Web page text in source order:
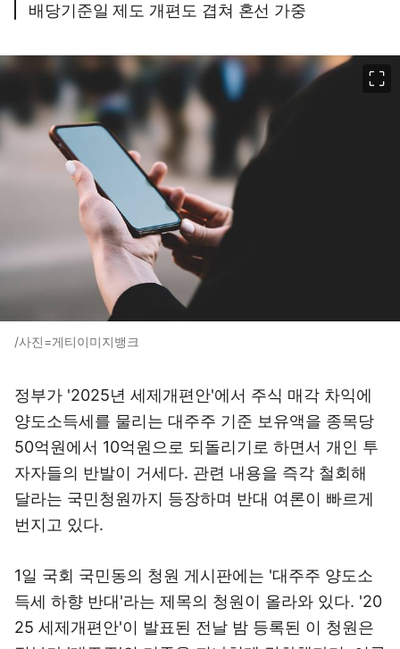
배당기준일 제도 개편도 겹쳐 혼선 가중
/사진=게티이미지뱅크
정부가 '2025년 세제개편안'에서 주식 매각 차익에
양도소득세를 물리는 대주주 기준 보유액을 종목당
50억원에서 10억원으로 되돌리기로 하면서 개인 투
자자들의 반발이 거세다. 관련 내용을 즉각 철회해
달라는 국민청원까지 등장하며 반대 여론이 빠르게
번지고 있다.
1일 국회 국민동의 청원 게시판에는 '대주주 양도소
득세 하향 반대'라는 제목의 청원이 올라와 있다. '20
25 세제개편안'이 발표된 전날 밤 등록된 이 청원은